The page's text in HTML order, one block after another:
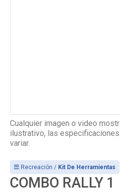
Cualquier imagen o video
ilustrativo, las
variar.
Recreación / Kit De Herramientas
COMBO RALLY 1